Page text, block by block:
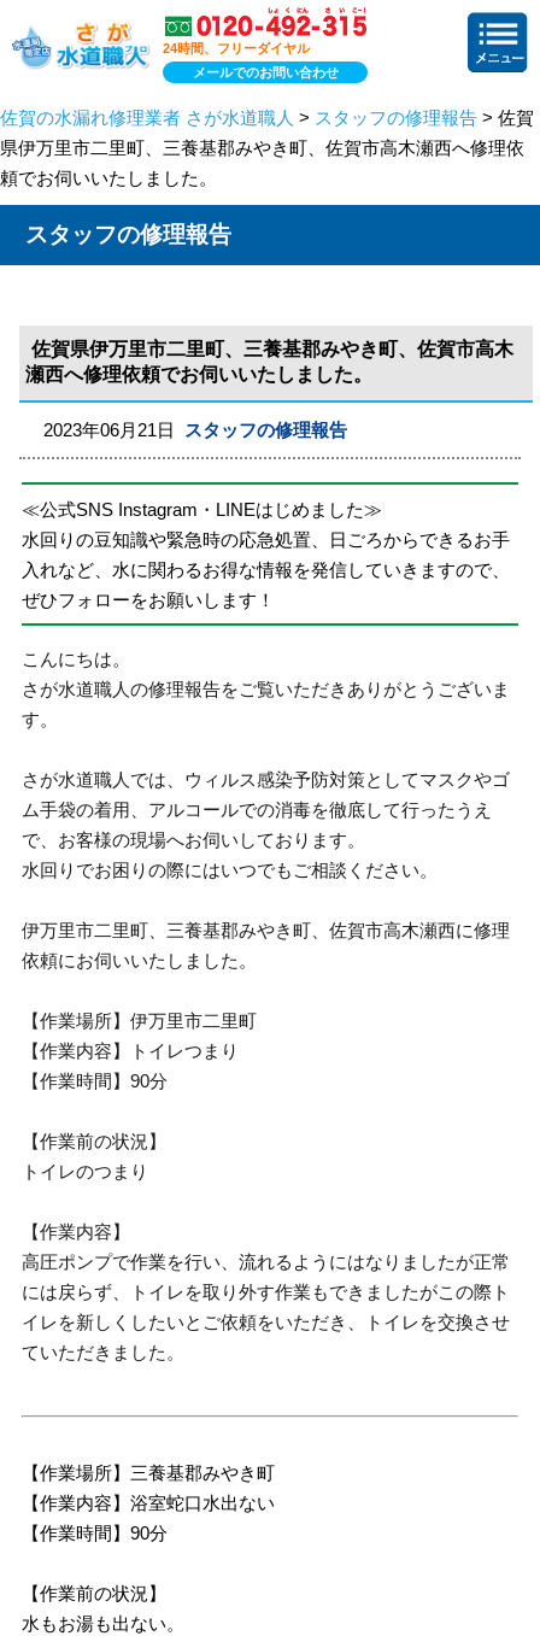
24時間、フリーダイヤル
メールでのお問い合わせ
佐賀の水漏れ修理業者 さが水道職人 > スタッフの修理報告 > 佐賀
県伊万里市二里町、三養基郡みやき町、佐賀市高木瀬西へ修理依
頼でお伺いいたしました。
スタッフの修理報告
佐賀県伊万里市二里町、三養基郡みやき町、佐賀市高木
瀬西へ修理依頼でお伺いいたしました。
2023年06月21日 スタッフの修理報告
≪公式SNS Instagram・LINEはじめました≫
水回りの豆知識や緊急時の応急処置、日ごろからできるお手
入れなど、水に関わるお得な情報を発信していきますので、
ぜひフォローをお願いします！
こんにちは。
さが水道職人の修理報告をご覧いただきありがとうございま
す。
さが水道職人では、ウィルス感染予防対策としてマスクやゴ
ム手袋の着用、アルコールでの消毒を徹底して行ったうえ
で、お客様の現場へお伺いしております。
水回りでお困りの際にはいつでもご相談ください。
伊万里市二里町、三養基郡みやき町、佐賀市高木瀬西に修理
依頼にお伺いいたしました。
【作業場所】伊万里市二里町
【作業内容】トイレつまり
【作業時間】90分
【作業前の状況】
トイレのつまり
【作業内容】
高圧ポンプで作業を行い、流れるようにはなりましたが正常
には戻らず、トイレを取り外す作業もできましたがこの際ト
イレを新しくしたいとご依頼をいただき、トイレを交換させ
ていただきました。
【作業場所】三養基郡みやき町
【作業内容】浴室蛇口水出ない
【作業時間】90分
【作業前の状況】
水もお湯も出ない。